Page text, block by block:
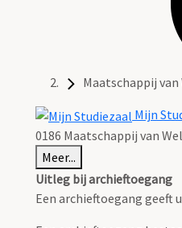
Maatschappij
Mijn
0186 Maatschappij van
Meer...
Uitleg bij archieftoegang
Een archieftoegang geeft